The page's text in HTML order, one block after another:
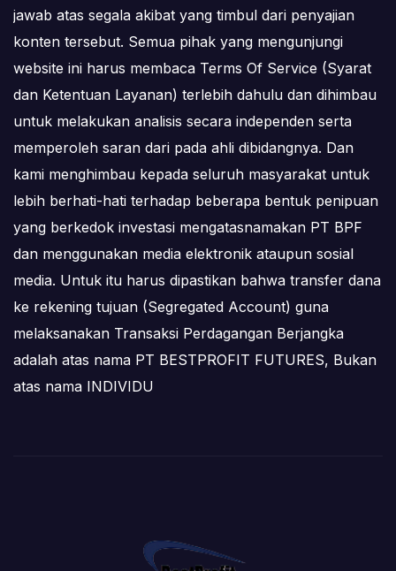
jawab atas segala akibat yang timbul dari penyajian
konten tersebut. Semua pihak yang mengunjungi
website ini harus membaca Terms Of Service (Syarat
dan Ketentuan Layanan) terlebih dahulu dan dihimbau
untuk melakukan analisis secara independen serta
memperoleh saran dari pada ahli dibidangnya. Dan
kami menghimbau kepada seluruh masyarakat untuk
lebih berhati-hati terhadap beberapa bentuk penipuan
yang berkedok investasi mengatasnamakan PT BPF
dan menggunakan media elektronik ataupun sosial
media. Untuk itu harus dipastikan bahwa transfer dana
ke rekening tujuan (Segregated Account) guna
melaksanakan Transaksi Perdagangan Berjangka
adalah atas nama PT BESTPROFIT FUTURES, Bukan
atas nama INDIVIDU